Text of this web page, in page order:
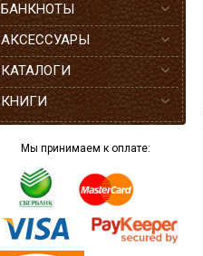
БАНКНОТЫ
АКСЕССУАРЫ
КАТАЛОГИ
КНИГИ
Мы принимаем к оплате: